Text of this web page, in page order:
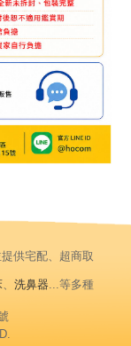
供宅配、超商取
、 洗鼻器...等多種